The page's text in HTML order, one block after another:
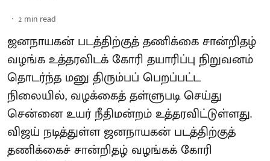
2 min read
ஜனநாயகன் படத்திற்குத் தணிக்கை சான்றிதழ்
வழங்க உத்தரவிடக் கோரி தயாரிப்பு நிறுவனம்
தொடர்ந்த மனு திரும்பப் பெறப்பட்ட
நிலையில், வழக்கைத் தள்ளுபடி செய்து
சென்னை உயர் நீதிமன்றம் உத்தரவிட்டுள்ளது.
விஜய் நடித்துள்ள ஜனநாயகன் படத்திற்குத்
தணிக்கைச் சான்றிதழ் வழங்கக் கோரி